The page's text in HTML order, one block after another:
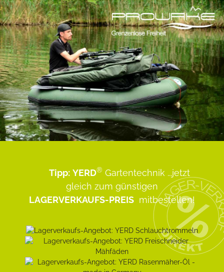
Tipp: YERD® Gartentechnik ...jetzt
gleich zum günstigen
LAGERVERKAUFS-PREIS mitbestellen!